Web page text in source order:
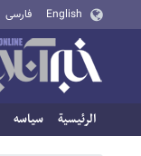
English فارسی
الرئيسية سیاسه